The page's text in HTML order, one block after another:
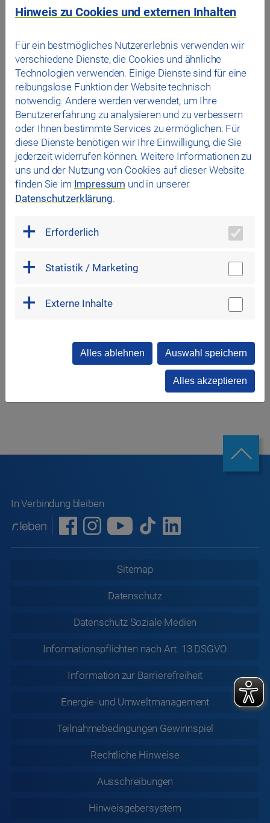
und 70 erfolgt dann ab der Pommernstraße über die
Schlesierstraße und Dolomitenstraße. Hierfür wird die
Höhe des dortigen Parks eine Ersatzhaltestelle
eingerichtet. Die Haltestellen „Berlinerstraße“,
„Mecklenburger Straße“ und „Ostpreußenstraße“ können
in diesem Zeitraum nicht bedient werden.
Sperrung Benzstraße
Die Buslinien 2 und 11 werden wegen Baumaßnahmen in
der Benzstraße ab Montag, 11. Mai, bis voraussichtlich
12. Juni 2026 in beiden Fahrtrichtungen über die
Bajuwarenstraße umgeleitet. Die Haltestellen
„Schöneberger Straße“ und „Benzstraße“ können in
diesem Zeitraum nicht angefahren werden. Es wird die
Haltestelle „Bajuwarenstraße“ der Linie N2 mitbedient.
Alle Informationen zur Umleitung gibt es in der RVV-App
Zurück zur Übersicht
In Verbindung bleiben
Sitemap
Datenschutz
Datenschutz Soziale Medien
Informationspflichten nach Art. 13 DSGVO
Information zur Barrierefreiheit
Energie- und Umweltmanagement
Teilnahmebedingungen Gewinnspiel
Rechtliche Hinweise
Ausschreibungen
Hinweisgebersystem
Hinweis zu Cookies und externen Inhalten
Für ein bestmögliches Nutzererlebnis verwenden wir
verschiedene Dienste, die Cookies und ähnliche
Technologien verwenden. Einige Dienste sind für eine
reibungslose Funktion der Website technisch
notwendig. Andere werden verwendet, um Ihre
Benutzererfahrung zu analysieren und zu verbessern
oder Ihnen bestimmte Services zu ermöglichen. Für
diese Dienste benötigen wir Ihre Einwilligung, die Sie
jederzeit widerrufen können. Weitere Informationen zu
uns und der Nutzung von Cookies auf dieser Website
finden Sie im Impressum und in unserer
Datenschutzerklärung.
Erforderlich
Statistik / Marketing
Externe Inhalte
Alles ablehnen Auswahl speichern
Alles akzeptieren